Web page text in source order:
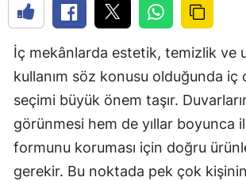
İç mekânlarda estetik, temizlik ve
kullanım söz konusu olduğunda iç
seçimi büyük önem taşır.
görünmesi hem de yıllar boyunca
formunu koruması için doğru
gerekir. Bu noktada pek çok